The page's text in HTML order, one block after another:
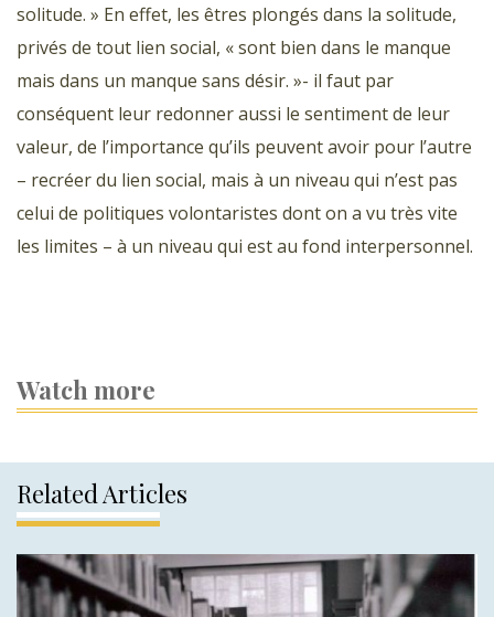
solitude. » En effet, les êtres plongés dans la solitude,
privés de tout lien social, « sont bien dans le manque
mais dans un manque sans désir. »- il faut par
conséquent leur redonner aussi le sentiment de leur
valeur, de l’importance qu’ils peuvent avoir pour l’autre
– recréer du lien social, mais à un niveau qui n’est pas
celui de politiques volontaristes dont on a vu très vite
les limites – à un niveau qui est au fond interpersonnel.
Watch more
Related Articles